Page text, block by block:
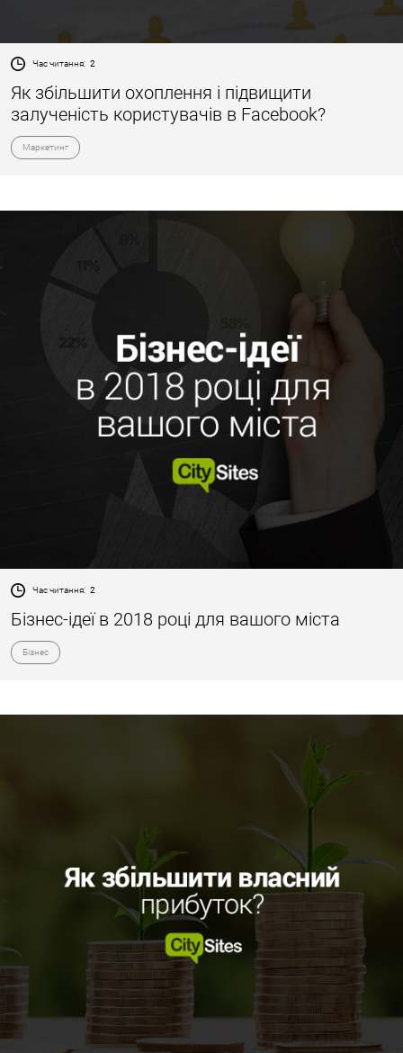
Час читання: 2
Як збільшити охоплення і підвищити
залученість користувачів в Facebook?
Маркетинг
Час читання: 2
Бізнес-ідеї в 2018 році для вашого міста
Бізнес